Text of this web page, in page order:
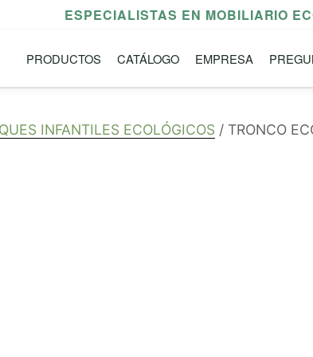
ESPECIALISTAS EN MOBILIARIO
PRODUCTOS CATÁLOGO EMPRESA
INFANTILES ECOLÓGICOS / TRONCO